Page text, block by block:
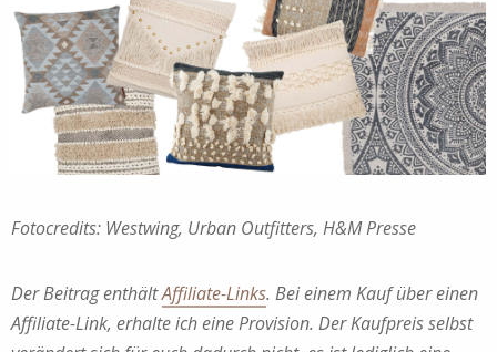
Fotocredits: Westwing, Urban Outfitters, H&M Presse
Der Beitrag enthältAffiliate-Links. Bei einem Kauf über einen
Affiliate-Link, erhalte ich eine Provision. Der Kaufpreis selbst